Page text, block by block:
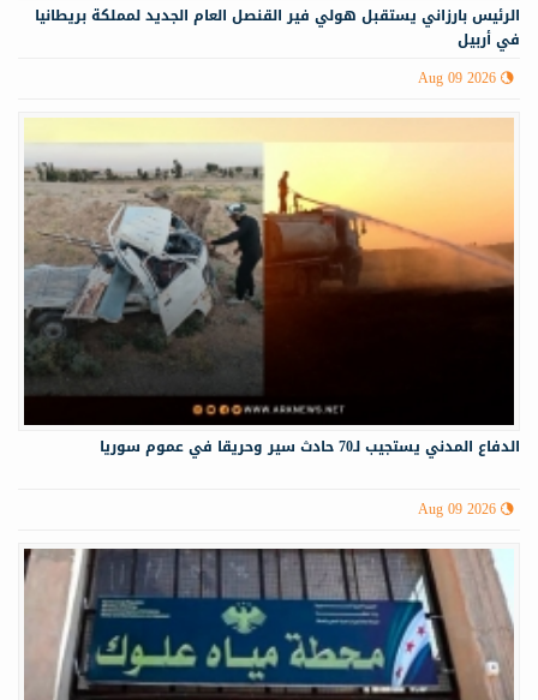
الرئيس بارزاني يستقبل هولي فير القنصل العام الجديد لمملكة بريطانيا
في أربيل
Aug 09 2026
الدفاع المدني يستجيب لـ70 حادث سير وحريقا في عموم سوريا
Aug 09 2026